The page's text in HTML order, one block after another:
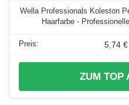
Wella Professionals Koleston
Haarfarbe -
5,74 €
ZUM TOP